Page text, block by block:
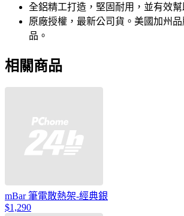
全鋁精工打造，堅固耐用，並有效幫
原廠授權，最新公司貨。美國加州
品。
相關商品
mBar 筆電散熱架-經典銀
$1,290